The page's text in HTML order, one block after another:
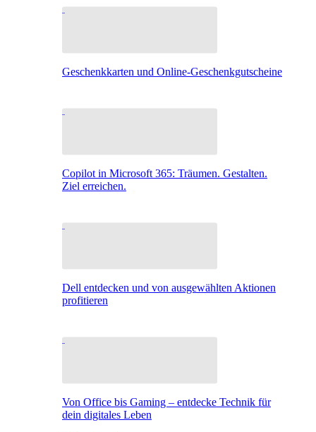
Geschenkkarten und Online-Geschenkgutscheine
Copilot in Microsoft 365: Träumen. Gestalten.
Ziel erreichen.
Dell entdecken und von ausgewählten Aktionen
profitieren
Von Office bis Gaming – entdecke Technik für
dein digitales Leben